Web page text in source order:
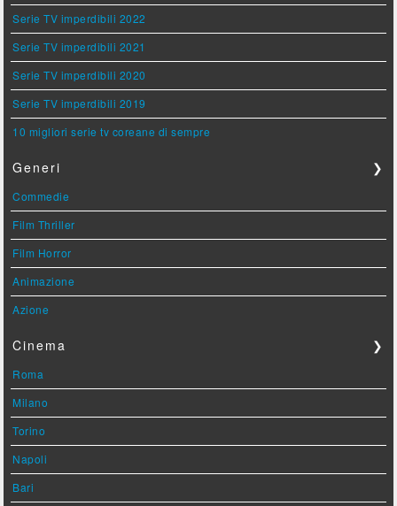
Serie TV imperdibili 2022
Serie TV imperdibili 2021
Serie TV imperdibili 2020
Serie TV imperdibili 2019
10 migliori serie tv coreane di sempre
Generi ❯
Commedie
Film Thriller
Film Horror
Animazione
Azione
Cinema ❯
Roma
Milano
Torino
Napoli
Bari